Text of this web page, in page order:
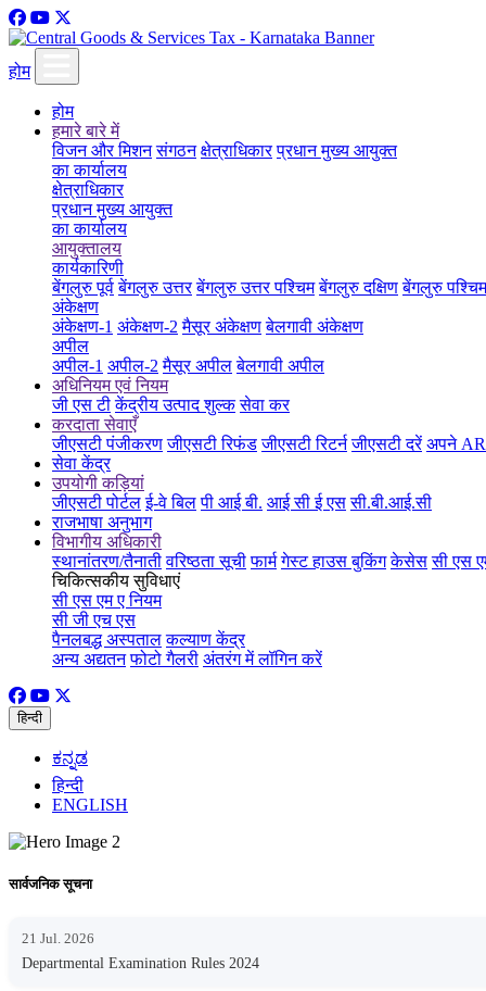
होम
होम
हमारे बारे में
विजन और मिशन संगठन क्षेत्राधिकार प्रधान मुख्य आयुक्त
का कार्यालय
क्षेत्राधिकार
प्रधान मुख्य आयुक्त
का कार्यालय
आयुक्तालय
कार्यकारिणी
बेंगलुरु पूर्व बेंगलुरु उत्तर बेंगलुरु उत्तर पश्चिम बेंगलुरु दक्षिण बेंगलुरु पश्चिम
अंकेक्षण
अंकेक्षण-1 अंकेक्षण-2 मैसूर अंकेक्षण बेलगावी अंकेक्षण
अपील
अपील-1 अपील-2 मैसूर अपील बेलगावी अपील
अधिनियम एवं नियम
जी एस टी केंद्रीय उत्पाद शुल्क सेवा कर
करदाता सेवाएँ
जीएसटी पंजीकरण जीएसटी रिफंड जीएसटी रिटर्न जीएसटी दरें अपने
सेवा केंद्र
उपयोगी कड़ियां
जीएसटी पोर्टल ई-वे बिल पी आई बी. आई सी ई एस सी.बी.आई.सी
राजभाषा अनुभाग
विभागीय अधिकारी
स्थानांतरण/तैनाती वरिष्ठता सूची फार्म गेस्ट हाउस बुकिंग केसेस सी एस
चिकित्सकीय सुविधाएं
सी एस एम ए नियम
सी जी एच एस
पैनलबद्ध अस्पताल कल्याण केंद्र
अन्य अद्यतन फोटो गैलरी अंतरंग में लॉगिन करें
हिन्दी
ಕನ್ನಡ
हिन्दी
ENGLISH
सार्वजनिक सूचना
21 Jul. 2026
Departmental Examination Rules 2024